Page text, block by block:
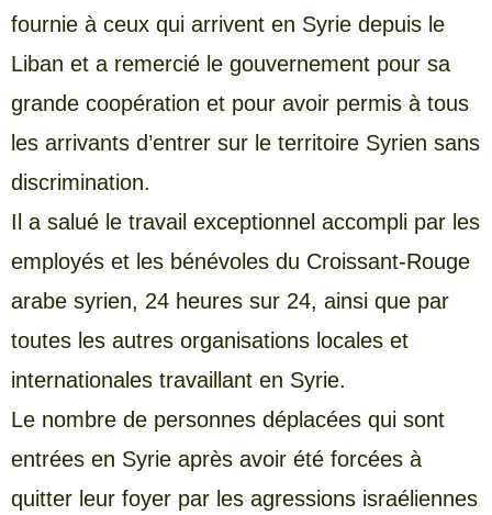
fournie à ceux qui arrivent en Syrie depuis le
Liban et a remercié le gouvernement pour sa
grande coopération et pour avoir permis à tous
les arrivants d’entrer sur le territoire Syrien sans
discrimination.
Il a salué le travail exceptionnel accompli par les
employés et les bénévoles du Croissant-Rouge
arabe syrien, 24 heures sur 24, ainsi que par
toutes les autres organisations locales et
internationales travaillant en Syrie.
Le nombre de personnes déplacées qui sont
entrées en Syrie après avoir été forcées à
quitter leur foyer par les agressions israéliennes